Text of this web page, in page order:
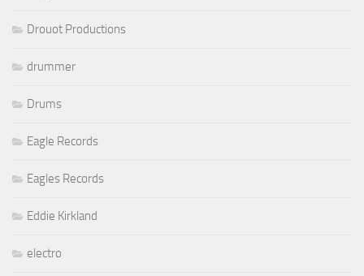
Drouot Productions
drummer
Drums
Eagle Records
Eagles Records
Eddie Kirkland
electro